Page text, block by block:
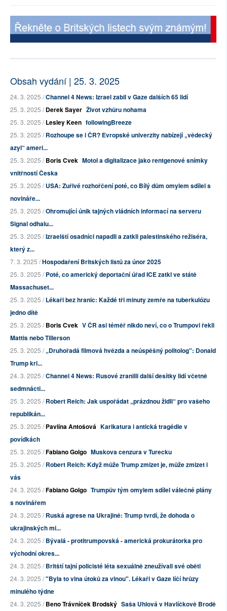
Obsah vydání | 25. 3. 2025
24. 3. 2025 /Channel 4 News: Izrael zabil v Gaze dalších 65 lidí
25. 3. 2025 /Derek Sayer Život vzhůru nohama
25. 3. 2025 /Lesley Keen followingBreeze
25. 3. 2025 /Rozhoupe se i ČR? Evropské univerzity nabízejí „vědecký
azyl“ ameri...
25. 3. 2025 /Boris Cvek Motol a digitalizace jako rentgenové snímky
vnitřností Česka
25. 3. 2025 /USA: Zuřivé rozhořčení poté, co Bílý dům omylem sdílel s
novináře...
25. 3. 2025 /Ohromující únik tajných vládních informací na serveru
Signal odhalu...
25. 3. 2025 /Izraelští osadníci napadli a zatkli palestinského režiséra,
který z...
7. 3. 2025 /Hospodaření Britských listů za únor 2025
25. 3. 2025 /Poté, co americký deportační úřad ICE zatkl ve státě
Massachuset...
25. 3. 2025 /Lékaři bez hranic: Každé tři minuty zemře na tuberkulózu
jedno dítě
25. 3. 2025 /Boris Cvek V ČR asi téměř nikdo neví, co o Trumpovi řekli
Mattis nebo Tillerson
25. 3. 2025 /„Druhořadá filmová hvězda a neúspěšný politolog": Donald
Trump kri...
24. 3. 2025 /Channel 4 News: Rusové zraniili další desítky lidí včetně
sedmnácti...
25. 3. 2025 /Robert Reich: Jak uspořádat „prázdnou židli“ pro vašeho
republikán...
25. 3. 2025 /Pavlína Antošová Karikatura i antická tragédie v
povídkách
25. 3. 2025 /Fabiano Golgo Muskova cenzura v Turecku
25. 3. 2025 /Robert Reich: Když může Trump zmizet je, může zmizet i
vás
24. 3. 2025 /Fabiano Golgo Trumpův tým omylem sdílel válečné plány
s novinářem
24. 3. 2025 /Ruská agrese na Ukrajině: Trump tvrdí, že dohoda o
ukrajinských mi...
24. 3. 2025 /Bývalá - protitrumpovská - americká prokurátorka pro
východní okres...
24. 3. 2025 /Britští tajní policisté léta sexuálně zneužívali své oběti
24. 3. 2025 /"Byla to vlna útoků za vlnou". Lékaři v Gaze líčí hrůzy
minulého týdne
24. 3. 2025 /Beno Trávníček Brodský Saša Uhlová v Havlíčkově Brodě